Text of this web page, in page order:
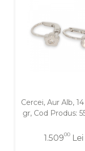
Cercei, Aur Alb, 14
gr, Cod Produs:
1.50900Lei